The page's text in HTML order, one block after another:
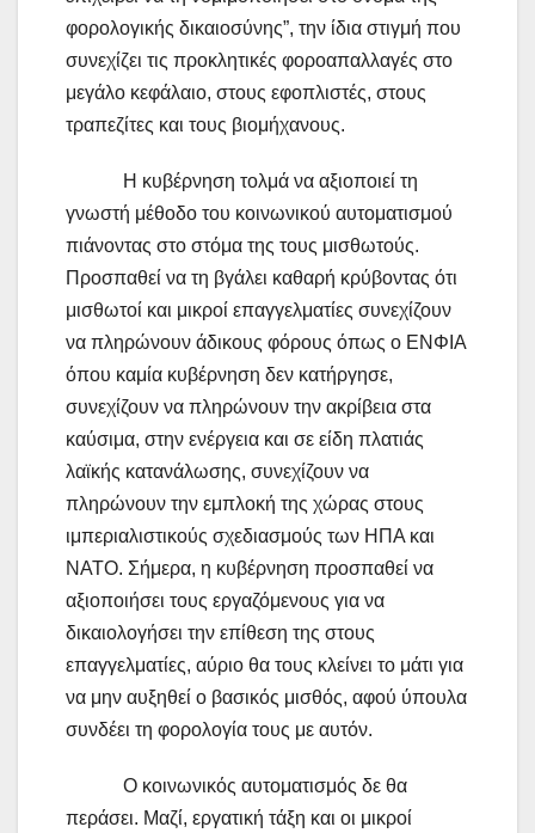
φορολογικής δικαιοσύνης”, την ίδια στιγμή που
συνεχίζει τις προκλητικές φοροαπαλλαγές στο
μεγάλο κεφάλαιο, στους εφοπλιστές, στους
τραπεζίτες και τους βιομήχανους.
Η κυβέρνηση τολμά να αξιοποιεί τη
γνωστή μέθοδο του κοινωνικού αυτοματισμού
πιάνοντας στο στόμα της τους μισθωτούς.
Προσπαθεί να τη βγάλει καθαρή κρύβοντας ότι
μισθωτοί και μικροί επαγγελματίες συνεχίζουν
να πληρώνουν άδικους φόρους όπως ο ΕΝΦΙΑ
όπου καμία κυβέρνηση δεν κατήργησε,
συνεχίζουν να πληρώνουν την ακρίβεια στα
καύσιμα, στην ενέργεια και σε είδη πλατιάς
λαϊκής κατανάλωσης, συνεχίζουν να
πληρώνουν την εμπλοκή της χώρας στους
ιμπεριαλιστικούς σχεδιασμούς των ΗΠΑ και
ΝΑΤΟ. Σήμερα, η κυβέρνηση προσπαθεί να
αξιοποιήσει τους εργαζόμενους για να
δικαιολογήσει την επίθεση της στους
επαγγελματίες, αύριο θα τους κλείνει το μάτι για
να μην αυξηθεί ο βασικός μισθός, αφού ύπουλα
συνδέει τη φορολογία τους με αυτόν.
Ο κοινωνικός αυτοματισμός δε θα
περάσει. Μαζί, εργατική τάξη και οι μικροί